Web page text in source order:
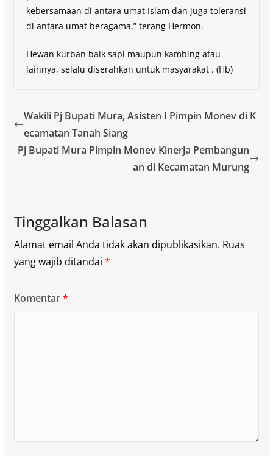
kebersamaan di antara umat Islam dan juga toleransi
di antara umat beragama,” terang Hermon.
Hewan kurban baik sapi maupun kambing atau
lainnya, selalu diserahkan untuk masyarakat . (Hb)
Wakili Pj Bupati Mura, Asisten I Pimpin Monev di K
ecamatan Tanah Siang
Pj Bupati Mura Pimpin Monev Kinerja Pembangun
an di Kecamatan Murung
Tinggalkan Balasan
Alamat email Anda tidak akan dipublikasikan. Ruas
yang wajib ditandai *
Komentar*